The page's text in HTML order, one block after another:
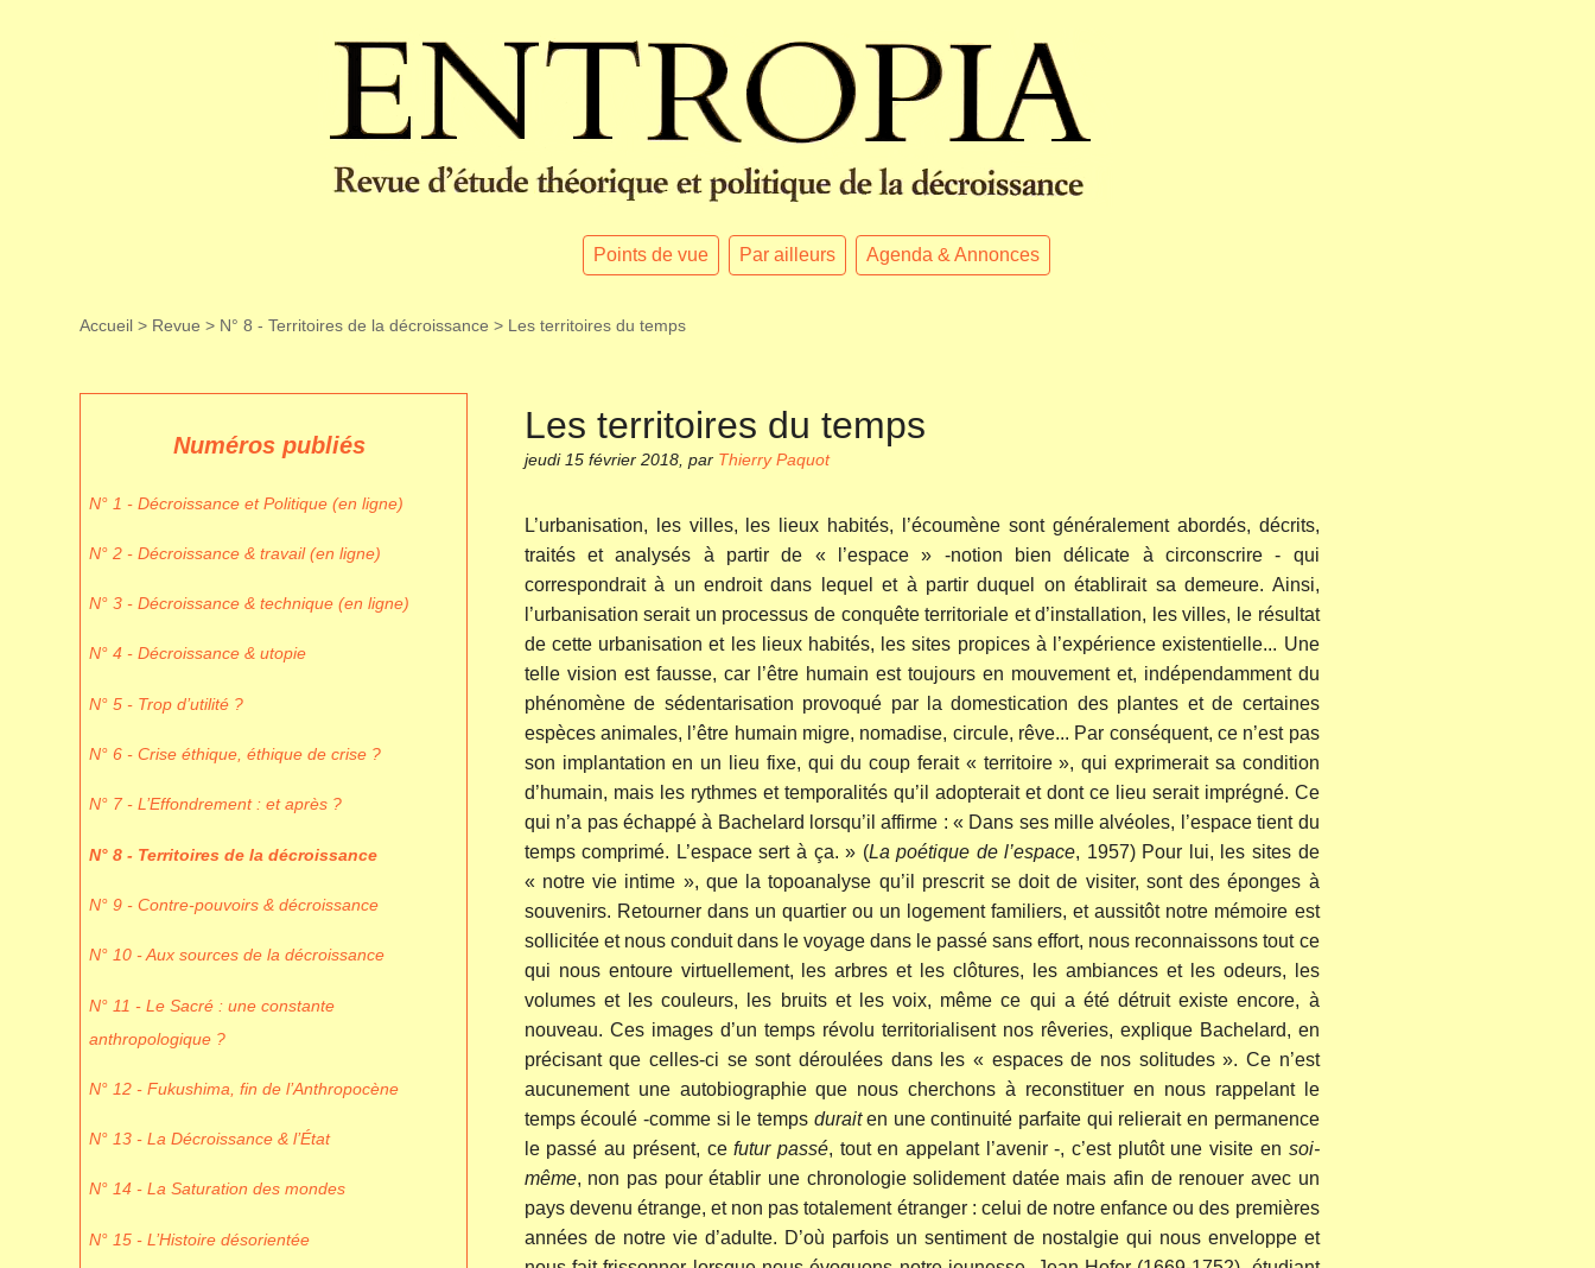
Points de vue Par ailleurs Agenda & Annonces
Accueil > Revue > N° 8 - Territoires de la décroissance > Les territoires du temps
Numéros publiés
N° 1 - Décroissance et Politique (en ligne)
N° 2 - Décroissance & travail (en ligne)
N° 3 - Décroissance & technique (en ligne)
N° 4 - Décroissance & utopie
N° 5 - Trop d’utilité ?
N° 6 - Crise éthique, éthique de crise ?
N° 7 - L’Effondrement : et après ?
N° 8 - Territoires de la décroissance
N° 9 - Contre-pouvoirs & décroissance
N° 10 - Aux sources de la décroissance
N° 11 - Le Sacré : une constante
anthropologique ?
N° 12 - Fukushima, fin de l’Anthropocène
N° 13 - La Décroissance & l’État
N° 14 - La Saturation des mondes
N° 15 - L’Histoire désorientée
Les territoires du temps
jeudi 15 février 2018, par Thierry Paquot
L’urbanisation, les villes, les lieux habités, l’écoumène sont généralement abordés, décrits,
traités et analysés à partir de « l’espace » -notion bien délicate à circonscrire - qui
correspondrait à un endroit dans lequel et à partir duquel on établirait sa demeure. Ainsi,
l’urbanisation serait un processus de conquête territoriale et d’installation, les villes, le résultat
de cette urbanisation et les lieux habités, les sites propices à l’expérience existentielle... Une
telle vision est fausse, car l’être humain est toujours en mouvement et, indépendamment du
phénomène de sédentarisation provoqué par la domestication des plantes et de certaines
espèces animales, l’être humain migre, nomadise, circule, rêve... Par conséquent, ce n’est pas
son implantation en un lieu fixe, qui du coup ferait « territoire », qui exprimerait sa condition
d’humain, mais les rythmes et temporalités qu’il adopterait et dont ce lieu serait imprégné. Ce
qui n’a pas échappé à Bachelard lorsqu’il affirme : « Dans ses mille alvéoles, l’espace tient du
temps comprimé. L’espace sert à ça. » (La poétique de l’espace, 1957) Pour lui, les sites de
« notre vie intime », que la topoanalyse qu’il prescrit se doit de visiter, sont des éponges à
souvenirs. Retourner dans un quartier ou un logement familiers, et aussitôt notre mémoire est
sollicitée et nous conduit dans le voyage dans le passé sans effort, nous reconnaissons tout ce
qui nous entoure virtuellement, les arbres et les clôtures, les ambiances et les odeurs, les
volumes et les couleurs, les bruits et les voix, même ce qui a été détruit existe encore, à
nouveau. Ces images d’un temps révolu territorialisent nos rêveries, explique Bachelard, en
précisant que celles-ci se sont déroulées dans les « espaces de nos solitudes ». Ce n’est
aucunement une autobiographie que nous cherchons à reconstituer en nous rappelant le
temps écoulé -comme si le temps duraiten une continuité parfaite qui relierait en permanence
le passé au présent, cefutur passé, tout en appelant l’avenir -, c’est plutôt une visite en soi-
même, non pas pour établir une chronologie solidement datée mais afin de renouer avec un
pays devenu étrange, et non pas totalement étranger : celui de notre enfance ou des premières
années de notre vie d’adulte. D’où parfois un sentiment de nostalgie qui nous enveloppe et